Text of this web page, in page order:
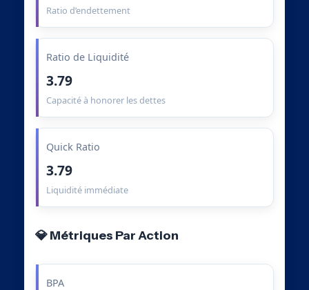
Ratio d’endettement
Ratio de Liquidité
3.79
Capacité à honorer les dettes
Quick Ratio
3.79
Liquidité immédiate
💎 Métriques Par Action
BPA